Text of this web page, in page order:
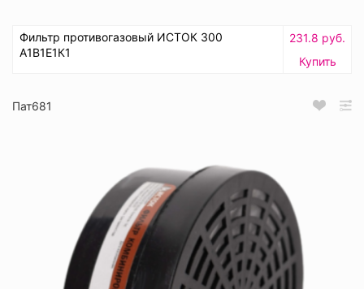
Фильтр противогазовый ИСТОК 300
А1В1Е1К1
231.8 руб.
Купить
Пат681